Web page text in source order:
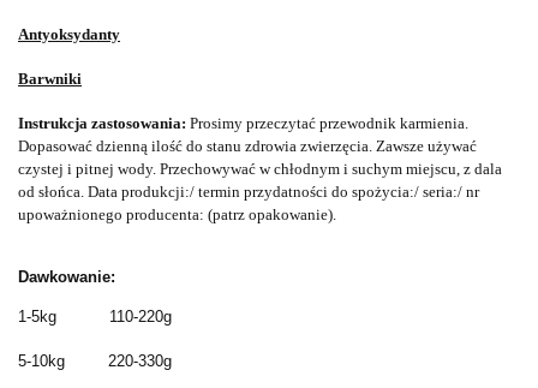
Antyoksydanty
Barwniki
Instrukcja zastosowania: Prosimy przeczytać przewodnik karmienia.
Dopasować dzienną ilość do stanu zdrowia zwierzęcia. Zawsze używać
czystej i pitnej wody. Przechowywać w chłodnym i suchym miejscu, z dala
od słońca. Data produkcji:/ termin przydatności do spożycia:/ seria:/ nr
upoważnionego producenta: (patrz opakowanie).
Dawkowanie:
1-5kg 110-220g
5-10kg 220-330g